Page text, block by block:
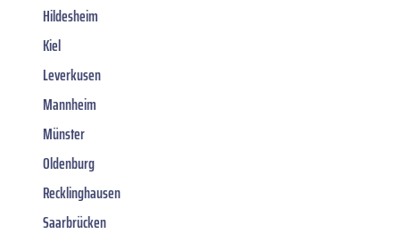
Hildesheim
Kiel
Leverkusen
Mannheim
Münster
Oldenburg
Recklinghausen
Saarbrücken